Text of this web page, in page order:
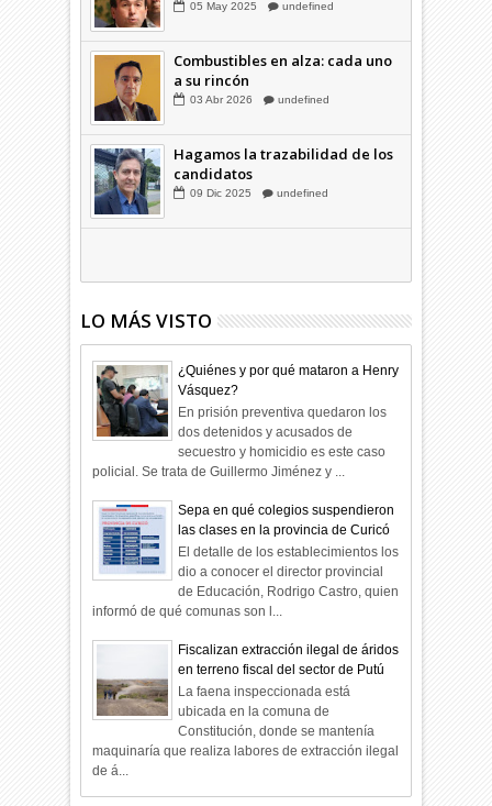
Familia Coloma y la "silla
Combustibles en alza: cada uno
Hagamos la trazabilidad de los
LO MÁS VISTO
¿Quiénes y por qué mataron a Henry
Vásquez?
En prisión preventiva quedaron los
dos detenidos y acusados de
secuestro y homicidio es este caso
policial. Se trata de Guillermo Jiménez y ...
Sepa en qué colegios suspendieron
las clases en la provincia de Curicó
El detalle de los establecimientos los
dio a conocer el director provincial
de Educación, Rodrigo Castro, quien
informó de qué comunas son l...
Fiscalizan extracción ilegal de áridos
en terreno fiscal del sector de Putú
La faena inspeccionada está
ubicada en la comuna de
Constitución, donde se mantenía
maquinaría que realiza labores de extracción ilegal
de á...